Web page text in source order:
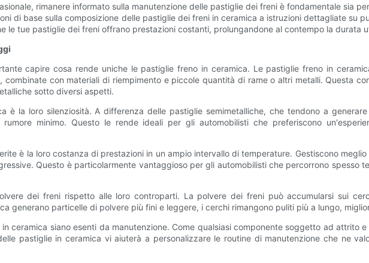
rimanere informato sulla manutenzione delle pastiglie dei freni è fondamentale sia
di base sulla composizione delle pastiglie dei freni in ceramica a istruzioni dettagliate su
le tue pastiglie dei freni offrano prestazioni costanti, prolungandone al contempo la durata
capire cosa rende uniche le pastiglie freno in ceramica. Le pastiglie freno in
con materiali di riempimento e piccole quantità di rame o altri metalli. Questa
sotto diversi aspetti.
è la loro silenziosità. A differenza delle pastiglie semimetalliche, che tendono a
minimo. Questo le rende ideali per gli automobilisti che preferiscono
è la loro costanza di prestazioni in un ampio intervallo di temperature. Gestiscono
Questo è particolarmente vantaggioso per gli automobilisti che percorrono spesso
dei freni rispetto alle loro controparti. La polvere dei freni può accumularsi sui
generano particelle di polvere più fini e leggere, i cerchi rimangono puliti più a lungo,
ceramica siano esenti da manutenzione. Come qualsiasi componente soggetto ad attrito
pastiglie in ceramica vi aiuterà a personalizzare le routine di manutenzione che ne